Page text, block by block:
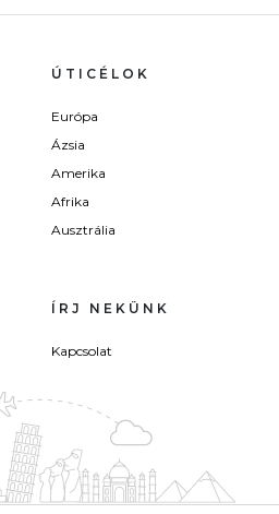
ÚTICÉLOK
Európa
Ázsia
Amerika
Afrika
Ausztrália
ÍRJ NEKÜNK
Kapcsolat